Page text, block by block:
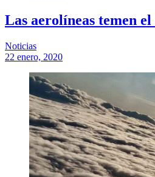
Las aerolíneas temen
Noticias
22 enero, 2020